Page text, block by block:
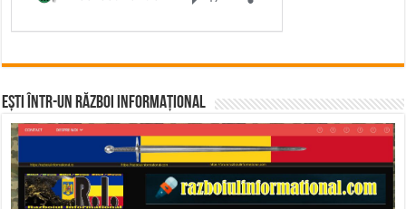
Ești într-un RĂZBOI INFORMAȚIONAL